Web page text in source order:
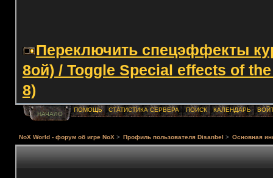
Переключить спецэффекты
8ой) / Toggle Special effects of
8)
НАЧАЛО
ПОМОЩЬ СТАТИСТИКА СЕРВЕРА ПОИСК КАЛЕНДАРЬ
NoX World - форум об игре NoX > Профиль пользователя Disanbel > Основная